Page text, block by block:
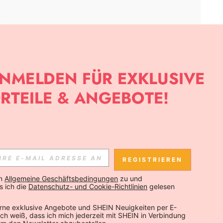
APP
ANMELDEST, KANNST DU DIE NEUESTEN TRENDS VOR
DICH JEDERZEIT ABMELDEN).
Abonnieren
Abonnieren
Abonnieren
REGISTRIEREN
Allgemeine Geschäftsbedingungen zu und
ich die Datenschutz- und Cookie-Richtlinien gelesen
exklusive Angebote und SHEIN Neuigkeiten per E-
weiß, dass ich mich jederzeit mit SHEIN in Verbindung